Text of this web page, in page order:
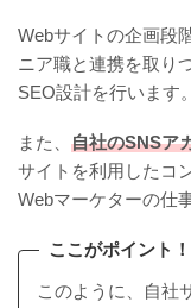
Webサイトの企画段
ニア職と連携を取り
SEO設計を行います。
また、 自社のSNSア
サイトを利用したコ
Webマーケターの仕
ここがポイント！
このように、自社